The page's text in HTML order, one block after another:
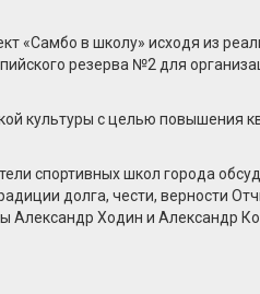
«Самбо в школу» исходя из
резерва №2 для
культуры с целью повышения
спортивных школ города
долга, чести, верности
Александр Ходин и Александр